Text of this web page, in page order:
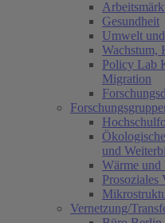
Gesundheit
Umwelt
Wachstum,
Policy Lab
Migration
und
Wärme und
Prosoziales
Vernetzung/